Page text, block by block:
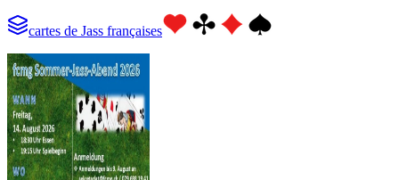
cartes de Jass françaises